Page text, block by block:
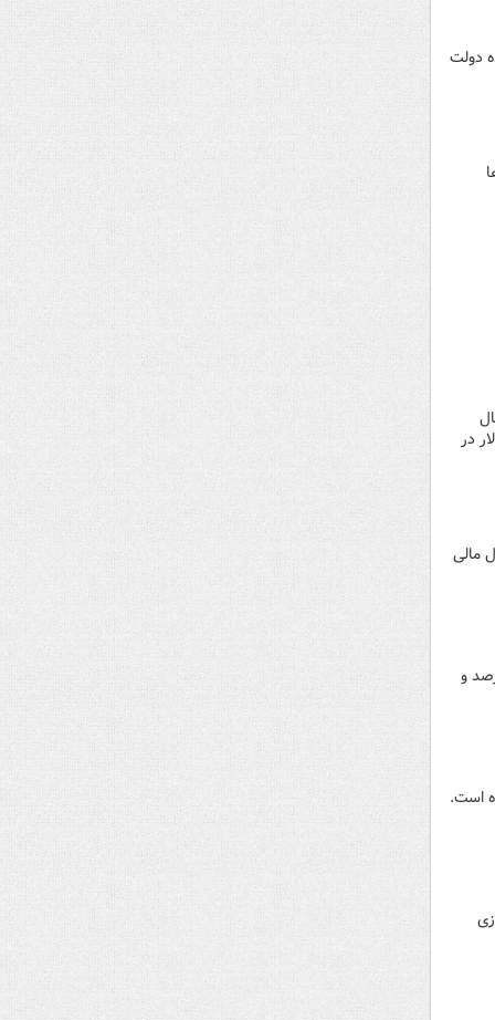
دولت
در مقایسه با ۳.۳ میلیارد دلار در
تا ماه مارس یعنی ۶ ماه اول سال مالی
سیزدهم،کسری بودجه برآوردی(عدم تحقق منابع) برای سال ۱۴۰۳برابر ۶درصد و